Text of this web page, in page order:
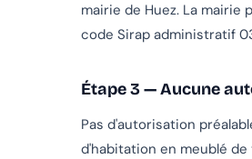
mairie de Huez. La mairie
code Sirap administratif
Étape 3 — Aucune
Pas d'autorisation
d'habitation en meublé